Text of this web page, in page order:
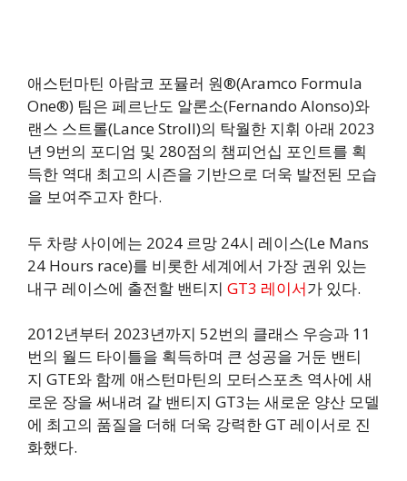
애스턴마틴 아람코 포뮬러 원®(Aramco Formula
One®) 팀은 페르난도 알론소(Fernando Alonso)와
랜스 스트롤(Lance Stroll)의 탁월한 지휘 아래 2023
년 9번의 포디엄 및 280점의 챔피언십 포인트를 획
득한 역대 최고의 시즌을 기반으로 더욱 발전된 모습
을 보여주고자 한다.
두 차량 사이에는 2024 르망 24시 레이스(Le Mans
24 Hours race)를 비롯한 세계에서 가장 권위 있는
내구 레이스에 출전할 밴티지 GT3 레이서가 있다.
2012년부터 2023년까지 52번의 클래스 우승과 11
번의 월드 타이틀을 획득하며 큰 성공을 거둔 밴티
지 GTE와 함께 애스턴마틴의 모터스포츠 역사에 새
로운 장을 써내려 갈 밴티지 GT3는 새로운 양산 모델
에 최고의 품질을 더해 더욱 강력한 GT 레이서로 진
화했다.